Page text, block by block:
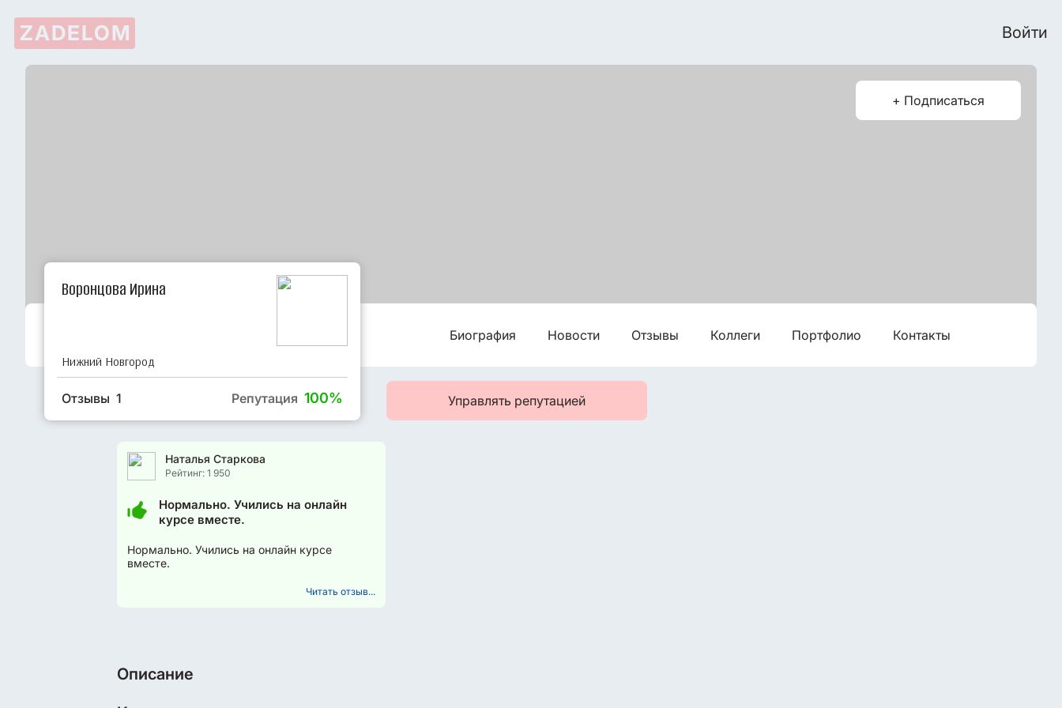
ZADELOM Войти
+ Подписаться
Воронцова Ирина
Нижний Новгород
Репутация 100%
Отзывы 1
Биография Новости Отзывы Коллеги Портфолио Контакты
Управлять репутацией
Наталья Старкова
Рейтинг: 1 950
Нормально. Учились на онлайн
курсе вместе.
Нормально. Учились на онлайн курсе
вместе.
Читать отзыв...
Описание